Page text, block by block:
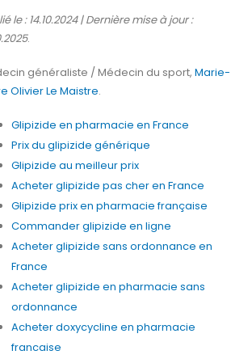
le : 14.10.2024 | Dernière mise à jour :
.
généraliste / Médecin du sport, Marie-
Olivier Le Maistre.
Glipizide en pharmacie en France
Prix du glipizide générique
Glipizide au meilleur prix
Acheter glipizide pas cher en France
Glipizide prix en pharmacie française
Commander glipizide en ligne
Acheter glipizide sans ordonnance en
France
Acheter glipizide en pharmacie sans
ordonnance
Acheter doxycycline en pharmacie
francaise